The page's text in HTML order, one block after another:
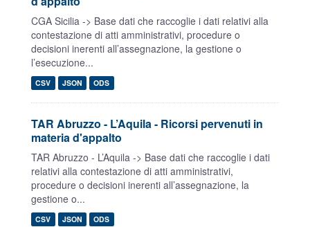
CGA Sicilia -> Base dati che raccoglie i dati relativi alla
contestazione di atti amministrativi, procedure o
decisioni inerenti all’assegnazione, la gestione o
l’esecuzione...
CSV JSON ODS
TAR Abruzzo - L’Aquila - Ricorsi pervenuti in
materia d'appalto
TAR Abruzzo - L’Aquila -> Base dati che raccoglie i dati
relativi alla contestazione di atti amministrativi,
procedure o decisioni inerenti all’assegnazione, la
gestione o...
CSV JSON ODS